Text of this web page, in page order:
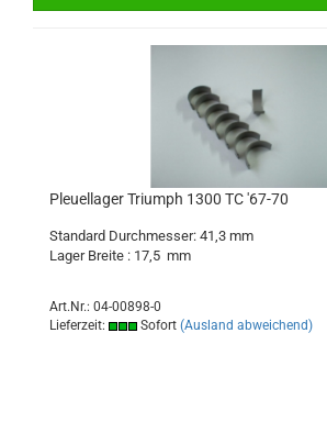
Pleuellager Triumph 1300 TC '67-70
Standard Durchmesser: 41,3 mm
Lager Breite : 17,5 mm
Art.Nr.: 04-00898-0
Lieferzeit:
Sofort (Ausland abweichend)